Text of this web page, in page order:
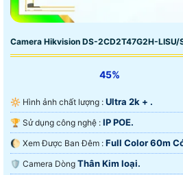
Camera Hikvision DS-2CD2T47G2H-LISU/
45%
🔆 Hình ảnh chất lượng : Ultra 2k + .
🏆 Sử dụng công nghệ : IP POE.
🌔 Xem Được Ban Đêm : Full Color 60m
🛡 Camera Dòng Thân Kim loại.